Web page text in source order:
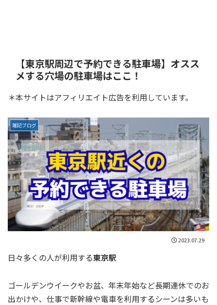
【東京駅周辺で予約できる駐車場】オスス
メする穴場の駐車場はここ！
＊本サイトはアフィリエイト広告を利用しています。
雑記ブログ
2023.07.29
日々多くの人が利用する東京駅
ゴールデンウイークやお盆、年末年始など長期連休でのお
出かけや、仕事で新幹線や電車を利用するシーンは多いも